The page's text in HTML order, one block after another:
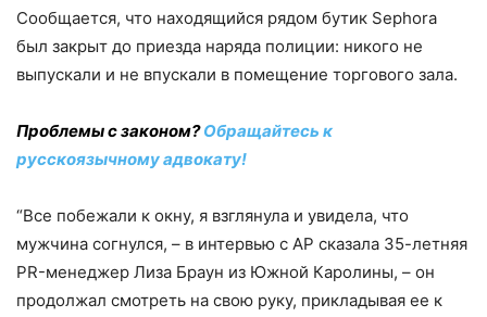
Сообщается, что находящийся рядом бутик Sephora
был закрыт до приезда наряда полиции: никого не
выпускали и не впускали в помещение торгового зала.
Проблемы с законом?Обращайтесь к
русскоязычному адвокату!
“Все побежали к окну, я взглянула и увидела, что
мужчина согнулся, – в интервью с AP сказала 35-летняя
PR-менеджер Лиза Браун из Южной Каролины, – он
продолжал смотреть на свою руку, прикладывая ее к